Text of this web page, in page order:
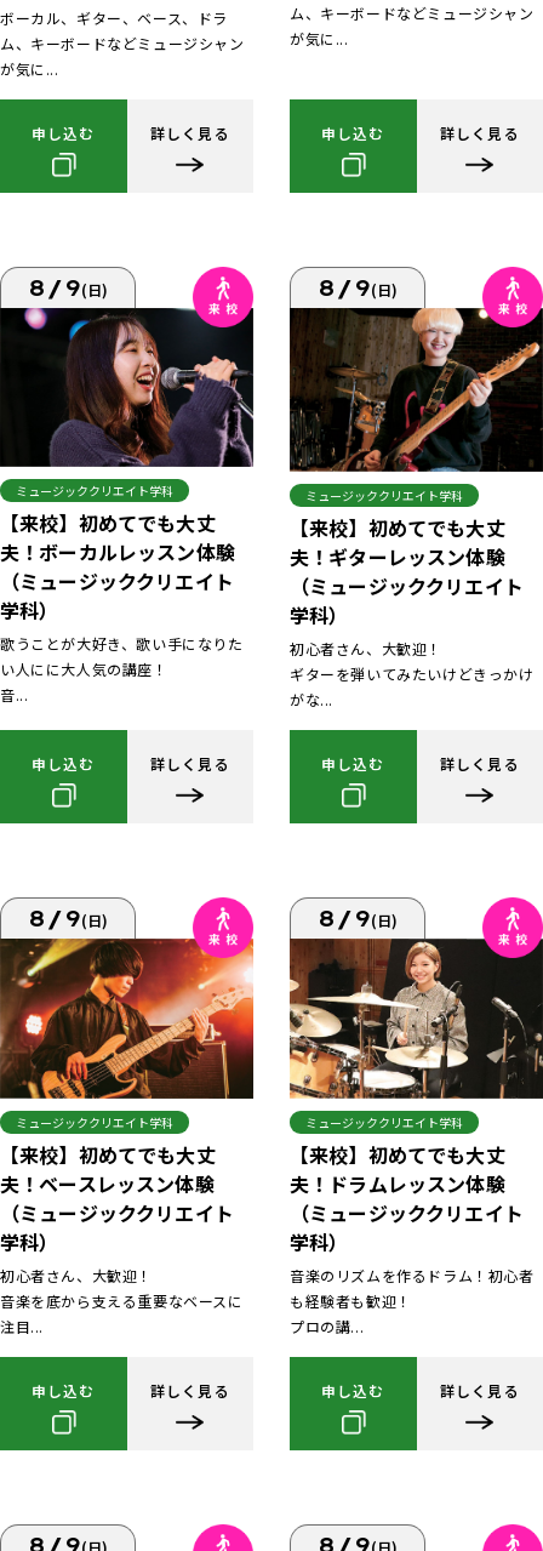
ボーカル、ギター、ベース、ドラ
ム、キーボードなどミュージシャン
が気に...
申し込む 詳しく見る
ム、キーボードなどミュージシャン
が気に...
申し込む 詳しく見る
8/9(日)
ミュージッククリエイト学科
【来校】初めてでも大丈
夫！ボーカルレッスン体験
（ミュージッククリエイト
学科）
歌うことが大好き、歌い手になりた
い人にに大人気の講座！
音...
申し込む 詳しく見る
8/9(日)
ミュージッククリエイト学科
【来校】初めてでも大丈
夫！ギターレッスン体験
（ミュージッククリエイト
学科）
初心者さん、大歓迎！
ギターを弾いてみたいけどきっかけ
がな...
申し込む 詳しく見る
8/9(日)
ミュージッククリエイト学科
【来校】初めてでも大丈
夫！ベースレッスン体験
（ミュージッククリエイト
学科）
初心者さん、大歓迎！
音楽を底から支える重要なベースに
注目...
申し込む 詳しく見る
8/9(日)
ミュージッククリエイト学科
【来校】初めてでも大丈
夫！ドラムレッスン体験
（ミュージッククリエイト
学科）
音楽のリズムを作るドラム！初心者
も経験者も歓迎！
プロの講...
申し込む 詳しく見る
8/9(日) 8/9(日)